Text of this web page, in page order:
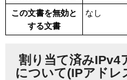
この文書を無効と
する文書
なし
割り当て済みIPv4
について(IPアドレ